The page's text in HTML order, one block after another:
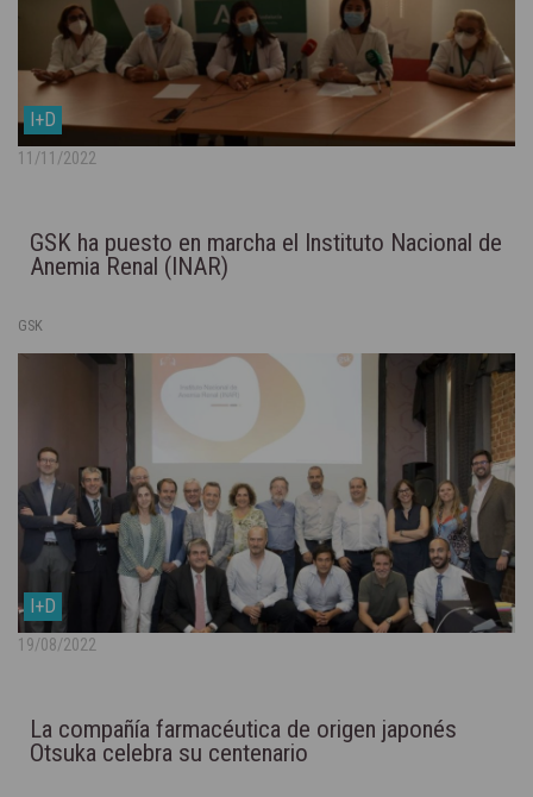
I+D
11/11/2022
GSK ha puesto en marcha el Instituto Nacional de
Anemia Renal (INAR)
GSK
I+D
19/08/2022
La compañía farmacéutica de origen japonés
Otsuka celebra su centenario